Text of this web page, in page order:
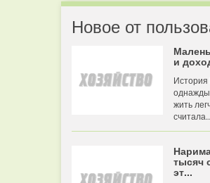
Новое от
и
однажды
жить
тысяч
эт...